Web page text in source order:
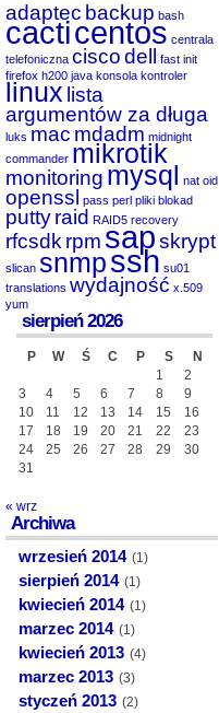
adaptec backup bash
cacticentos centrala
telefoniczna ciscodell
fast init
firefox h200 java konsola kontroler
linux lista
argumentów za długa
luks mac mdadm midnight
commander mikrotik
monitoring mysql nat oid
openssl pass perl pliki blokad
puttyraid RAID5 recovery
rfcsdk rpm sapskrypt
slican snmpssh su01
translations wydajność x.509
yum
sierpień 2026
P W Ś C P S
N
1
2
3
4 5 6 7 8
9
10
11 12 13 14 15
16
17
18 19 20 21 22
23
24
25 26 27 28 29
30
31
« wrz
Archiwa
wrzesień 2014 (1)
sierpień 2014 (1)
kwiecień 2014 (1)
marzec 2014 (1)
kwiecień 2013 (4)
marzec 2013 (3)
styczeń 2013 (2)